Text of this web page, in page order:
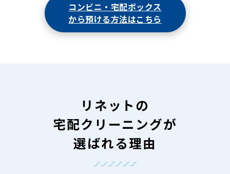
コンビニ・宅配ボックス
から預ける方法はこちら
リネットの
宅配クリーニングが
選ばれる理由